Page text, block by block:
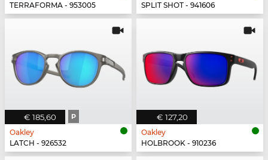
TERRAFORMA - 953005
SPLIT SHOT - 941606
€ 185,60 P
Oakley
LATCH - 926532
€ 127,20
Oakley
HOLBROOK - 910236